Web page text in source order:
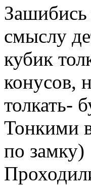
Зашибись
смыслу
кубик
конусов,
толкать-
Тонкими
по замку)